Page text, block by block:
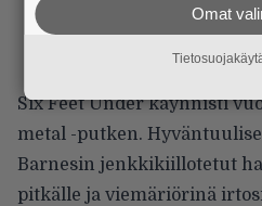
Six Feet Under käynnisti
metal -putken.
Barnesin jenkkikiillotetut
pitkälle ja viemäriörinä
Omat